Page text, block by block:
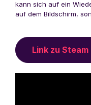
kann sich auf ein
auf dem Bildschirm,
Link zu Steam